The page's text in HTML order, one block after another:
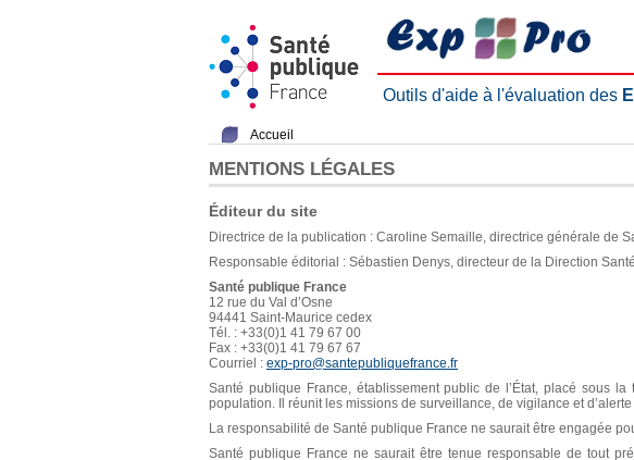
Outils d'aide à l'évaluation des
Accueil
MENTIONS LÉGALES
Éditeur du site
Directrice de la publication : Caroline Semaille, directrice générale de
Responsable éditorial : Sébastien Denys, directeur de la Direction
Santé publique France
12 rue du Val d’Osne
94441 Saint-Maurice cedex
Tél. : +33(0)1 41 79 67 00
Fax : +33(0)1 41 79 67 67
Courriel : exp-pro@santepubliquefrance.fr
Santé publique France, établissement public de l’État, placé sous
population. Il réunit les missions de surveillance, de vigilance et
La responsabilité de Santé publique France ne saurait être engagée
Santé publique France ne saurait être tenue responsable de tout